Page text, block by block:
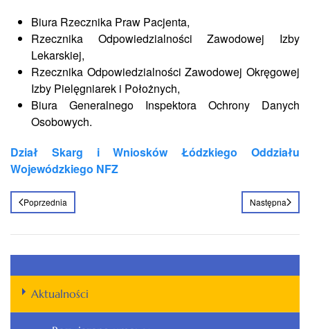
Biura Rzecznika Praw Pacjenta,
Rzecznika Odpowiedzialności Zawodowej Izby
Lekarskiej,
Rzecznika Odpowiedzialności Zawodowej Okręgowej
Izby Pielęgniarek i Położnych,
Biura Generalnego Inspektora Ochrony Danych
Osobowych.
Dział Skarg i WnioskówŁódzkiego Oddziału
Wojewódzkiego NFZ
Poprzednia Następna
Aktualności